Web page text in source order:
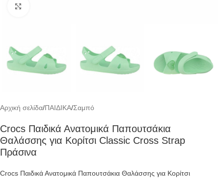
Αρχική σελίδα/ΠΑΙΔΙΚΑ/Σαμπό
Crocs Παιδικά Ανατομικά Παπουτσάκια
Θαλάσσης για Κορίτσι Classic Cross Strap
Πράσινα
Crocs Παιδικά Ανατομικά Παπουτσάκια Θαλάσσης για Κορίτσι